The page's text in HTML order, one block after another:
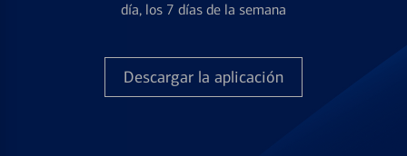
día, los 7 días de la semana
Descargar la aplicación